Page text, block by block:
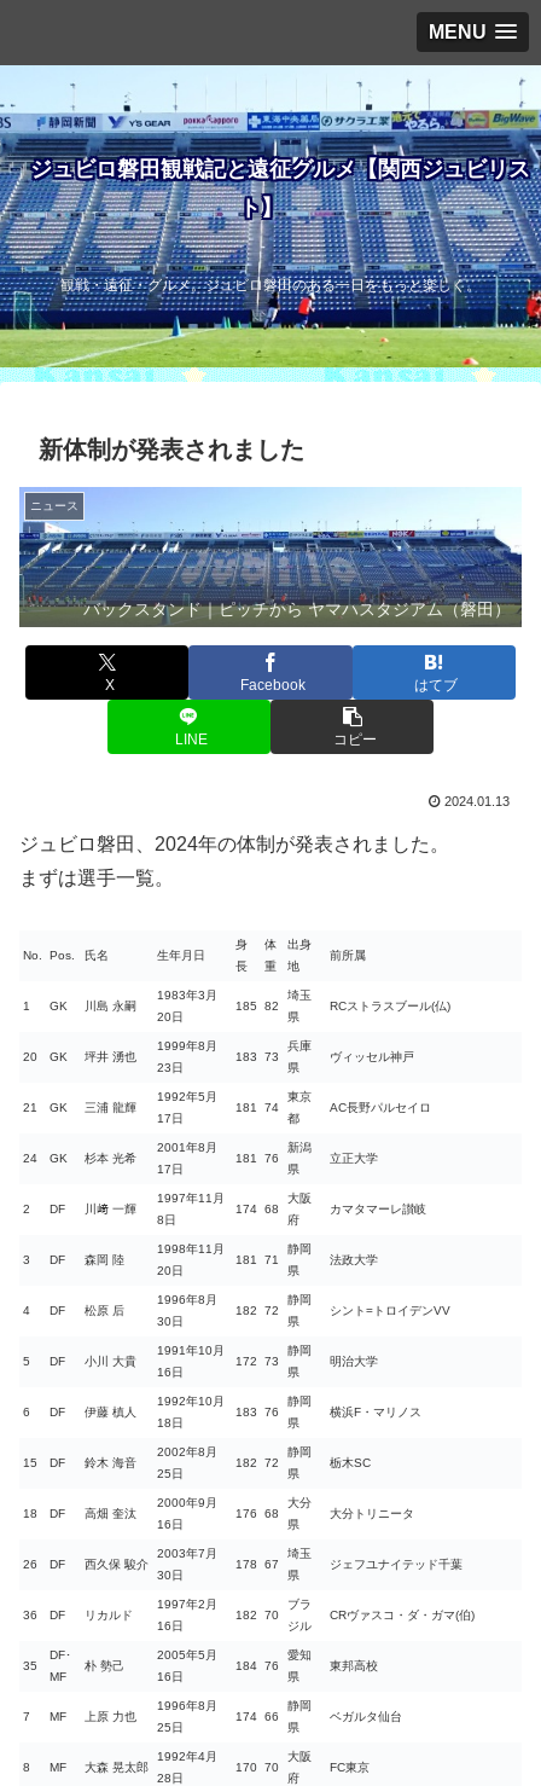
MENU
ジュビロ磐田観戦記と遠征グルメ【関西ジュビリス
ト】
観戦・遠征・グルメ。ジュビロ磐田のある一日をもっと楽しく。
新体制が発表されました
ニュース
バックスタンド｜ピッチから ヤマハスタジアム（磐田）
X Facebook はてブ
LINE コピー
2024.01.13
ジュビロ磐田、2024年の体制が発表されました。
まずは選手一覧。
No. Pos. 氏名 生年月日
身
長
体
重
出身
地
前所属
1 GK 川島 永嗣
1983年3月
20日
185 82
埼玉
県
RCストラスブール(仏)
20 GK 坪井 湧也
1999年8月
23日
183 73
兵庫
県
ヴィッセル神戸
21 GK 三浦 龍輝
1992年5月
17日
181 74
東京
都
AC長野パルセイロ
24 GK 杉本 光希
2001年8月
17日
181 76
新潟
県
立正大学
2 DF 川﨑 一輝
1997年11月
8日
174 68
大阪
府
カマタマーレ讃岐
3 DF 森岡 陸
1998年11月
20日
181 71
静岡
県
法政大学
4 DF 松原 后
1996年8月
30日
182 72
静岡
県
シント=トロイデンVV
5 DF 小川 大貴
1991年10月
16日
172 73
静岡
県
明治大学
6 DF 伊藤 槙人
1992年10月
18日
183 76
静岡
県
横浜F・マリノス
15 DF 鈴木 海音
2002年8月
25日
182 72
静岡
県
栃木SC
18 DF 高畑 奎汰
2000年9月
16日
176 68
大分
県
大分トリニータ
26 DF 西久保 駿介
2003年7月
30日
178 67
埼玉
県
ジェフユナイテッド千葉
36 DF リカルド
1997年2月
16日
182 70
ブラ
ジル
CRヴァスコ・ダ・ガマ(伯)
35
DF･
MF
朴 勢己
2005年5月
16日
184 76
愛知
県
東邦高校
7 MF 上原 力也
1996年8月
25日
174 66
静岡
県
ベガルタ仙台
8 MF 大森 晃太郎
1992年4月
28日
170 70
大阪
府
FC東京